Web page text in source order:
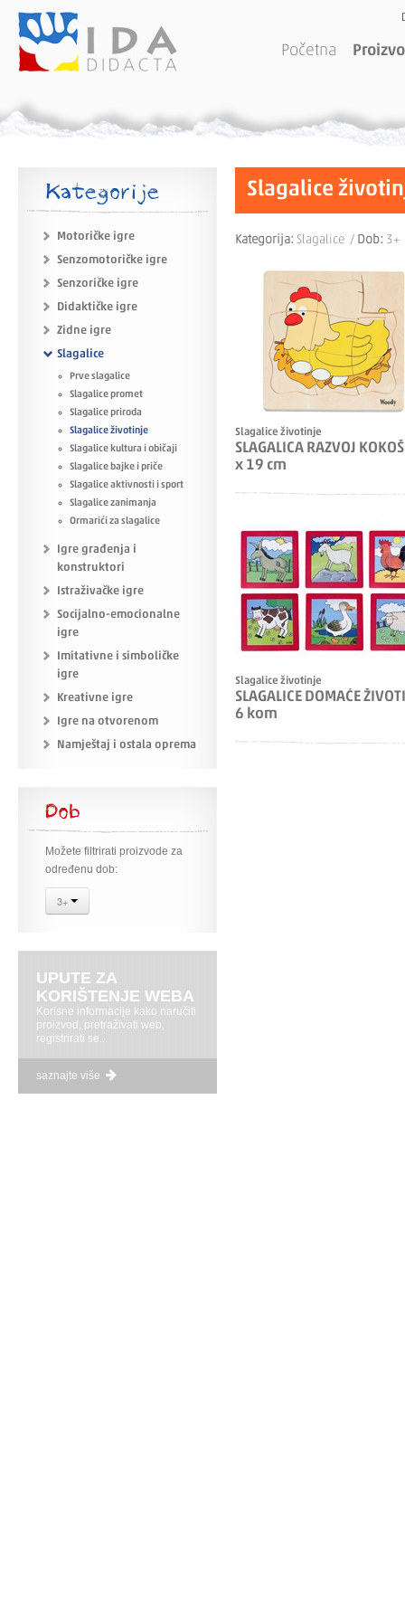
Početna
Kategorije
Motoričke igre
Senzomotoričke igre
Senzoričke igre
Didaktičke igre
Zidne igre
Slagalice
Prve slagalice
Slagalice promet
Slagalice priroda
Slagalice životinje
Slagalice kultura i običaji
Slagalice bajke i priče
Slagalice aktivnosti i sport
Slagalice zanimanja
Ormarići za slagalice
Igre građenja i
konstruktori
Istraživačke igre
Socijalno-emocionalne
igre
Imitativne i simboličke
igre
Kreativne igre
Igre na otvorenom
Namještaj i ostala oprema
Dob
Možete filtrirati proizvode za
određenu dob:
3+
UPUTE ZA
KORIŠTENJE WEBA
Korisne informacije kako naručiti
proizvod, pretraživati web,
registrirati se...
saznajte više
Slagalice
Kategorija: Slagalice / Dob: 3+
Slagalice životinje
SLAGALICA RAZVOJ
x 19 cm
Slagalice životinje
SLAGALICE DOMAĆE
6 kom